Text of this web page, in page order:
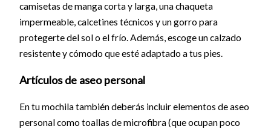
camisetas de manga corta y larga, una chaqueta
impermeable, calcetines técnicos y un gorro para
protegerte del sol o el frío. Además, escoge un calzado
resistente y cómodo que esté adaptado a tus pies.
Artículos de aseo personal
En tu mochila también deberás incluir elementos de aseo
personal como toallas de microfibra (que ocupan poco